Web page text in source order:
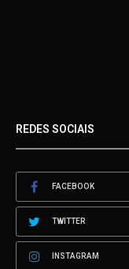
REDES SOCIAIS
FACEBOOK
TWITTER
INSTAGRAM